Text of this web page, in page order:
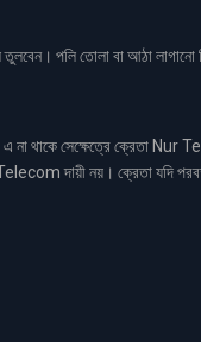
তুলবেন। পলি তোলা বা আঠা
সেক্ষেত্রে ক্রেতা Nur
দায়ী নয়। ক্রেতা যদি